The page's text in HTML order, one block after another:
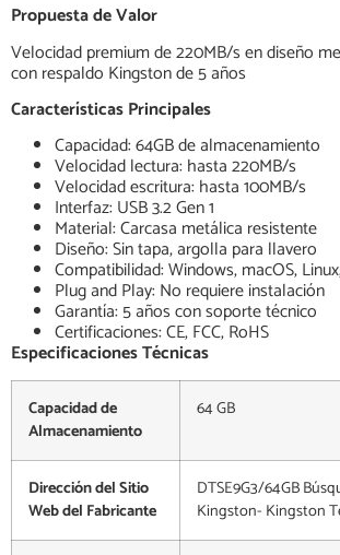
Propuesta de Valor
Velocidad premium de 220MB/s en diseño
con respaldo Kingston de 5 años
Características Principales
Capacidad: 64GB de almacenamiento
Velocidad lectura: hasta 220MB/s
Velocidad escritura: hasta 100MB/s
Interfaz: USB 3.2 Gen 1
Material: Carcasa metálica resistente
Diseño: Sin tapa, argolla para llavero
Compatibilidad: Windows, macOS,
Plug and Play: No requiere instalación
Garantía: 5 años con soporte técnico
Certificaciones: CE, FCC, RoHS
Especificaciones Técnicas
Capacidad de
Almacenamiento
64 GB
Dirección del Sitio
Web del Fabricante
DTSE9G3/64GB
Kingston- Kingston